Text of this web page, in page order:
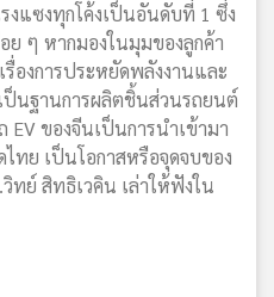
งแซงทุกโค้งเป็นอันดับที่ 1 ซึ่ง
ย ๆ หากมองในมุมของลูกค้า
องการประหยัดพลังงานและ
ป็นฐานการผลิตชิ้นส่วนรถยนต์
ของจีนเป็นการนำเข้ามา
ทย เป็นโอกาสหรือจุดจบของ
ทย์ สิทธิเวคิน เล่าให้ฟังใน